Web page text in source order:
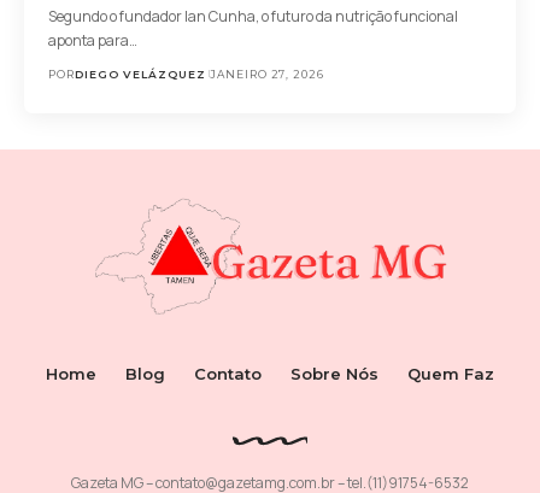
Segundo o fundador Ian Cunha, o futuro da nutrição funcional
aponta para…
PORDIEGO VELÁZQUEZ JANEIRO 27, 2026
Home Blog Contato Sobre Nós Quem Faz
Gazeta MG –contato@gazetamg.com.br– tel.(11)91754-6532